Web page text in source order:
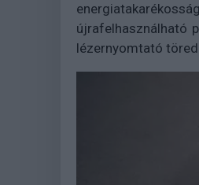
újrafelhasználható
lézernyomtató